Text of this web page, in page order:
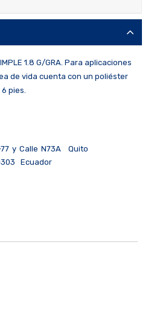
1.8 G/GRA. Para aplicaciones
de vida cuenta con un poliéster
pies.
y Calle N73A
Quito
Ecuador